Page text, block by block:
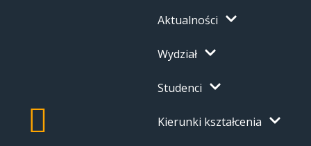
Aktualności
Wydział
Studenci
Kierunki kształcenia